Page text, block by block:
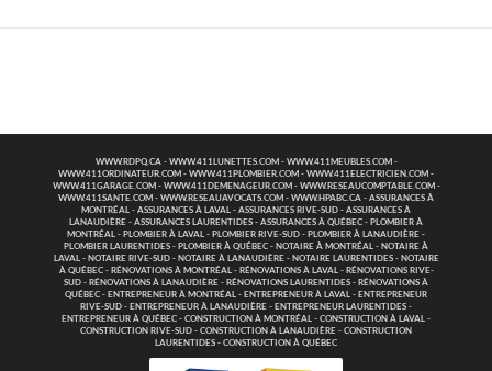
WWW.RDPQ.CA- WWW.411LUNETTES.COM - WWW.411MEUBLES.COM -
WWW.411ORDINATEUR.COM - WWW.411PLOMBIER.COM - WWW.411ELECTRICIEN.COM -
WWW.411GARAGE.COM - WWW.411DEMENAGEUR.COM - WWW.RESEAUCOMPTABLE.COM -
WWW.411SANTE.COM - WWW.RESEAUAVOCATS.COM - WWW.HPABC.CA - ASSURANCES À
MONTRÉAL - ASSURANCES À LAVAL - ASSURANCES RIVE-SUD - ASSURANCES À
LANAUDIÈRE - ASSURANCES LAURENTIDES - ASSURANCES À QUÉBEC - PLOMBIER À
MONTRÉAL - PLOMBIER À LAVAL - PLOMBIER RIVE-SUD - PLOMBIER À LANAUDIÈRE -
PLOMBIER LAURENTIDES - PLOMBIER À QUÉBEC - NOTAIRE À MONTRÉAL - NOTAIRE À
LAVAL- NOTAIRE RIVE-SUD- NOTAIRE À LANAUDIÈRE- NOTAIRE LAURENTIDES- NOTAIRE
À QUÉBEC- RÉNOVATIONS À MONTRÉAL- RÉNOVATIONS À LAVAL- RÉNOVATIONS RIVE-
SUD - RÉNOVATIONS À LANAUDIÈRE - RÉNOVATIONS LAURENTIDES - RÉNOVATIONS À
QUÉBEC - ENTREPRENEUR À MONTRÉAL - ENTREPRENEUR À LAVAL - ENTREPRENEUR
RIVE-SUD - ENTREPRENEUR À LANAUDIÈRE - ENTREPRENEUR LAURENTIDES -
ENTREPRENEUR À QUÉBEC - CONSTRUCTION À MONTRÉAL - CONSTRUCTION À LAVAL -
CONSTRUCTION RIVE-SUD - CONSTRUCTION À LANAUDIÈRE - CONSTRUCTION
LAURENTIDES - CONSTRUCTION À QUÉBEC